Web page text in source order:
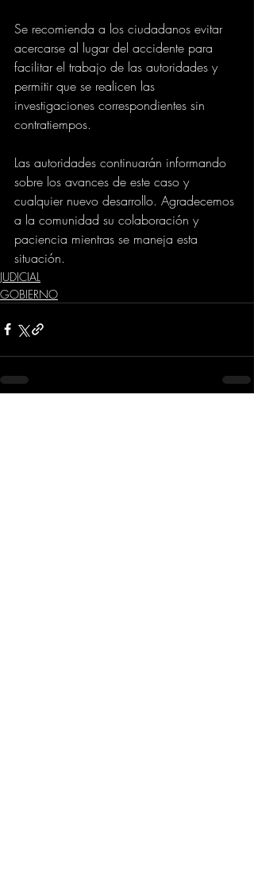
Se recomienda a los ciudadanos evitar
acercarse al lugar del accidente para
facilitar el trabajo de las autoridades y
permitir que se realicen las
investigaciones correspondientes sin
contratiempos.
Las autoridades continuarán informando
sobre los avances de este caso y
cualquier nuevo desarrollo. Agradecemos
a la comunidad su colaboración y
paciencia mientras se maneja esta
situación.
JUDICIAL
GOBIERNO